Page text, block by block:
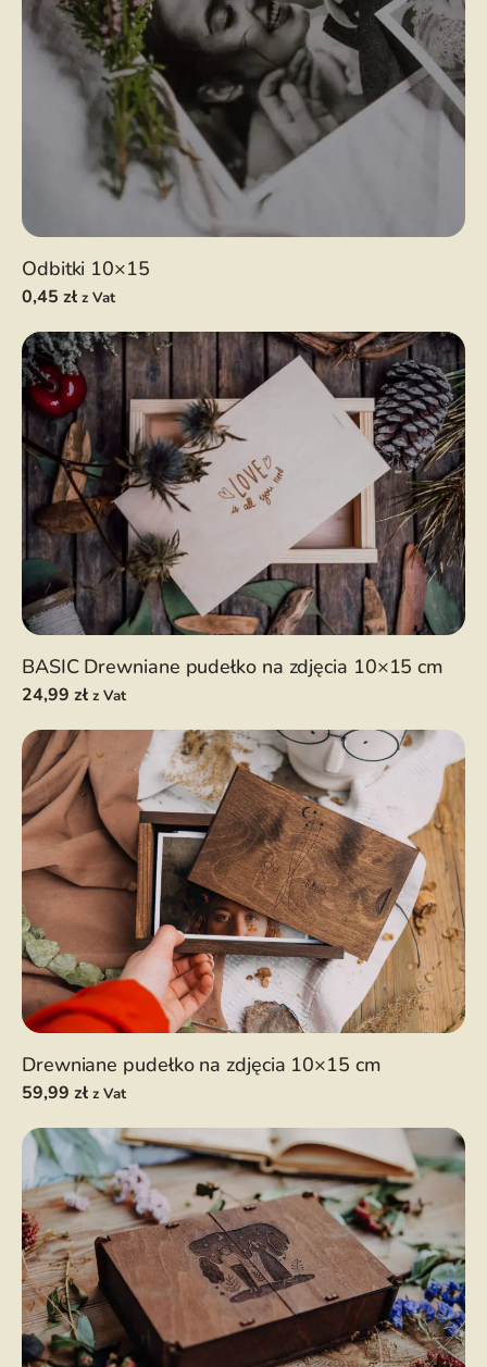
Odbitki 10×15
0,45 zł z Vat
BASIC Drewniane pudełko na zdjęcia 10×15 cm
24,99 zł z Vat
Drewniane pudełko na zdjęcia 10×15 cm
59,99 zł z Vat